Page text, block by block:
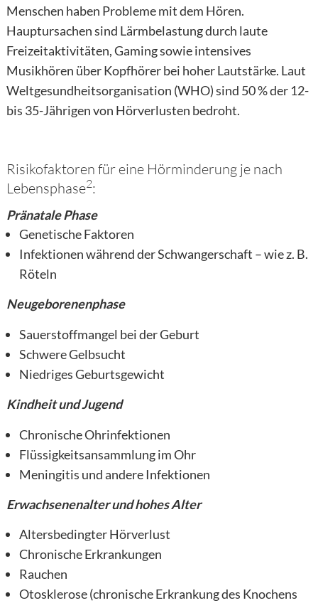
Menschen haben Probleme mit dem Hören.
Hauptursachen sind Lärmbelastung durch laute
Freizeitaktivitäten, Gaming sowie intensives
Musikhören über Kopfhörer bei hoher Lautstärke. Laut
Weltgesundheitsorganisation (WHO) sind 50 % der 12-
bis 35-Jährigen von Hörverlusten bedroht.
Risikofaktoren für eine Hörminderung je nach
Lebensphase2:
Pränatale Phase
Genetische Faktoren
Infektionen während der Schwangerschaft – wie z. B.
Röteln
Neugeborenenphase
Sauerstoffmangel bei der Geburt
Schwere Gelbsucht
Niedriges Geburtsgewicht
Kindheit und Jugend
Chronische Ohrinfektionen
Flüssigkeitsansammlung im Ohr
Meningitis und andere Infektionen
Erwachsenenalter und hohes Alter
Altersbedingter Hörverlust
Chronische Erkrankungen
Rauchen
Otosklerose (chronische Erkrankung des Knochens